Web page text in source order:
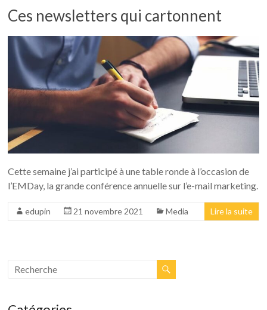
Ces newsletters qui cartonnent
Cette semaine j’ai participé à une table ronde à l’occasion de
l’EMDay, la grande conférence annuelle sur l’e-mail marketing.
edupin 21 novembre 2021 Media Lire la suite